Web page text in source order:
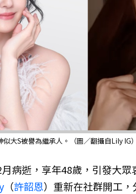
大S被譽為繼承人。（圖／翻攝自Lily IG）
月病逝，享年48歲，引發大
（許韶恩）重新在社群開工